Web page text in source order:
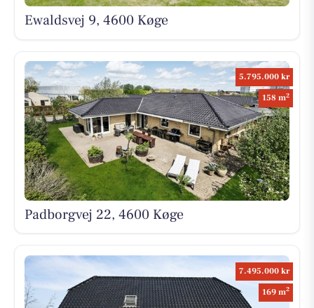
Ewaldsvej 9, 4600 Køge
5.795.000 kr
158 m2
Padborgvej 22, 4600 Køge
7.495.000 kr
169 m2